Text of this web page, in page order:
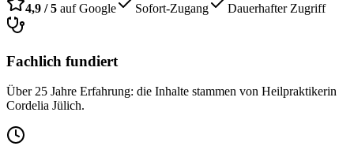
4,9 / 5 auf Google Sofort-Zugang Dauerhafter Zugriff
Fachlich fundiert
Über 25 Jahre Erfahrung: die Inhalte stammen von Heilpraktikerin
Cordelia Jülich.